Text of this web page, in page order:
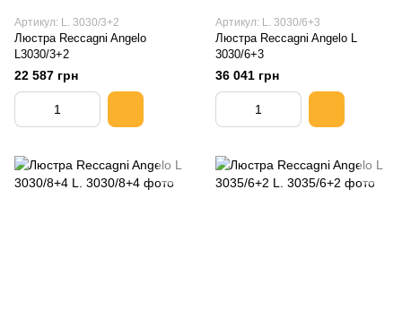
Артикул: L. 3030/3+2
Люстра Reccagni Angelo
L3030/3+2
22 587 грн
Артикул: L. 3030/6+3
Люстра Reccagni Angelo L
3030/6+3
36 041 грн